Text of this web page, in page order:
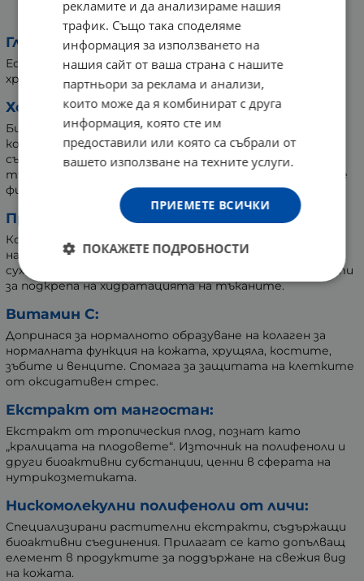
възстановителния режим след натоварване.
Глюкозамин:
Естествен структурен компонент на ставния
хрущял и гликозаминогликаните в организма.
Хондроитин сулфат:
Биологичен полимер, извлечен от хрущял на акула,
който естествено се съдържа в човешките стави и
съединителна тъкан. Свързан е със способността на
тъканите да задържат вода и да поддържат своите
физиологични свойства.
Протеогликан:
Комплексни биомолекули, участващи в изграждането
на извънклетъчния матрикс на хрущялите, кожата и
сухожилията. Използват се в съвременните продукти
за подкрепа на хидратацията на тъканите.
Витамин C:
Допринася за нормалното образуване на колаген за
нормалната функция на кожата, хрущяла, костите,
зъбите и венците. Спомага за защитата на клетките
от оксидативен стрес.
Екстракт от мангостан:
Екстракт от тропическия плод, познат като
„кралицата на плодовете“. Източник на полифеноли и
други биоактивни субстанции, ценни в сферата на
нутрикозметиката.
Нискомолекулни полифеноли от личи:
Специализирани растителни екстракти, съдържащи
биоактивни съединения. Прилагат се като допълващ
елемент в продуктите за поддържане на свежия вид
на кожата.
рекламите и да анализираме нашия
трафик. Също така споделяме
информация за използването на
нашия сайт от ваша страна с нашите
партньори за реклама и анализи,
които може да я комбинират с друга
информация, която сте им
предоставили или която са събрали от
вашето използване на техните услуги.
ПРИЕМЕТЕ ВСИЧКИ
ПОКАЖЕТЕ ПОДРОБНОСТИ